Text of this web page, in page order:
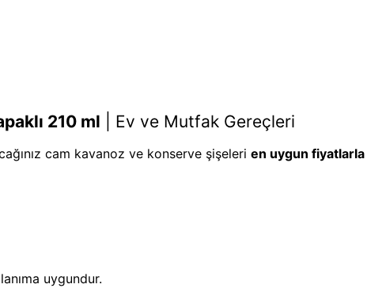
210 ml Ev ve Mutfak Gereçleri
cam kavanoz ve konserve şişeleri en uygun fiyatlarla
uygundur.